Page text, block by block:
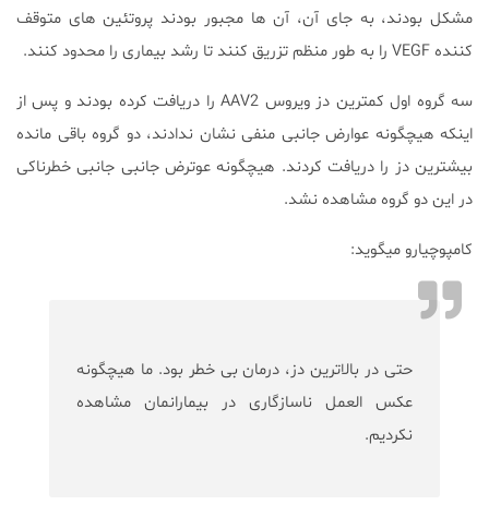
مشکل بودند، به جای آن، آن ها مجبور بودند پروتئین های متوقف
کننده VEGF را به طور منظم تزریق کنند تا رشد بیماری را محدود کنند.
سه گروه اول کمترین دز ویروس AAV2 را دریافت کرده بودند و پس از
اینکه هیچگونه عوارض جانبی منفی نشان ندادند، دو گروه باقی مانده
بیشترین دز را دریافت کردند. هیچگونه عوترض جانبی جانبی خطرناکی
در این دو گروه مشاهده نشد.
کامپوچیارو میگوید:
حتی در بالاترین دز، درمان بی خطر بود. ما هیچگونه
عکس العمل ناسازگاری در بیمارانمان مشاهده
نکردیم.